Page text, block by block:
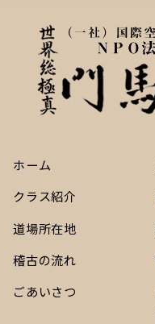
ホーム
クラス紹介
道場所在地
稽古の流れ
ごあいさつ